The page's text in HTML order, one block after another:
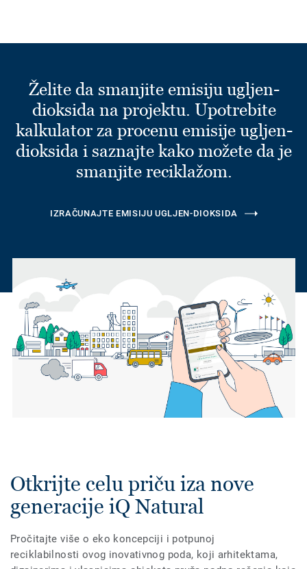
Želite da smanjite emisiju ugljen-
dioksida na projektu. Upotrebite
kalkulator za procenu emisije ugljen-
dioksida i saznajte kako možete da je
smanjite reciklažom.
IZRAČUNAJTE EMISIJU UGLJEN-DIOKSIDA
Otkrijte celu priču iza nove
generacije iQ Natural
Pročitajte više o eko koncepciji i potpunoj
reciklabilnosti ovog inovativnog poda, koji arhitektama,